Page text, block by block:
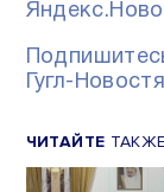
Гугл-
ЧИТАЙТЕ ТАКЖЕ